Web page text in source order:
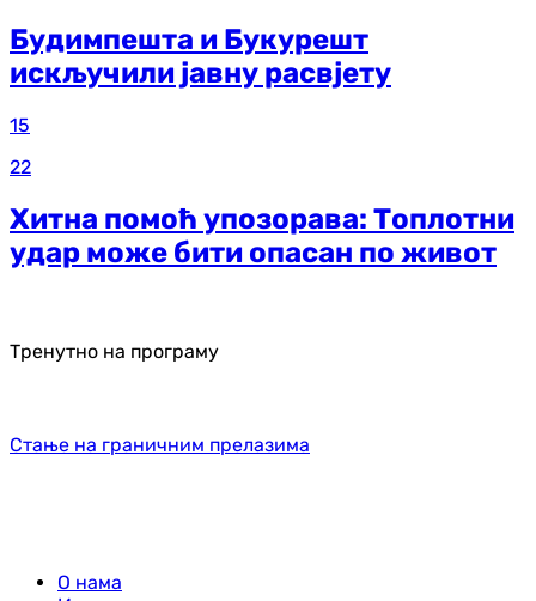
Будимпешта и Букурешт
искључили јавну расвјету
15
22
Хитна помоћ упозорава: Топлотни
удар може бити опасан по живот
Тренутно на програму
Стање на граничним прелазима
О нама